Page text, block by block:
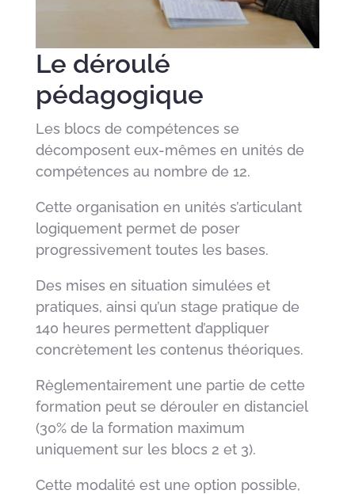
Le déroulé
pédagogique
Les blocs de compétences se
décomposent eux-mêmes en unités de
compétences au nombre de 12.
Cette organisation en unités s’articulant
logiquement permet de poser
progressivement toutes les bases.
Des mises en situation simulées et
pratiques, ainsi qu’un stage pratique de
140 heures permettent d’appliquer
concrètement les contenus théoriques.
Règlementairement une partie de cette
formation peut se dérouler en distanciel
(30% de la formation maximum
uniquement sur les blocs 2 et 3).
Cette modalité est une option possible,